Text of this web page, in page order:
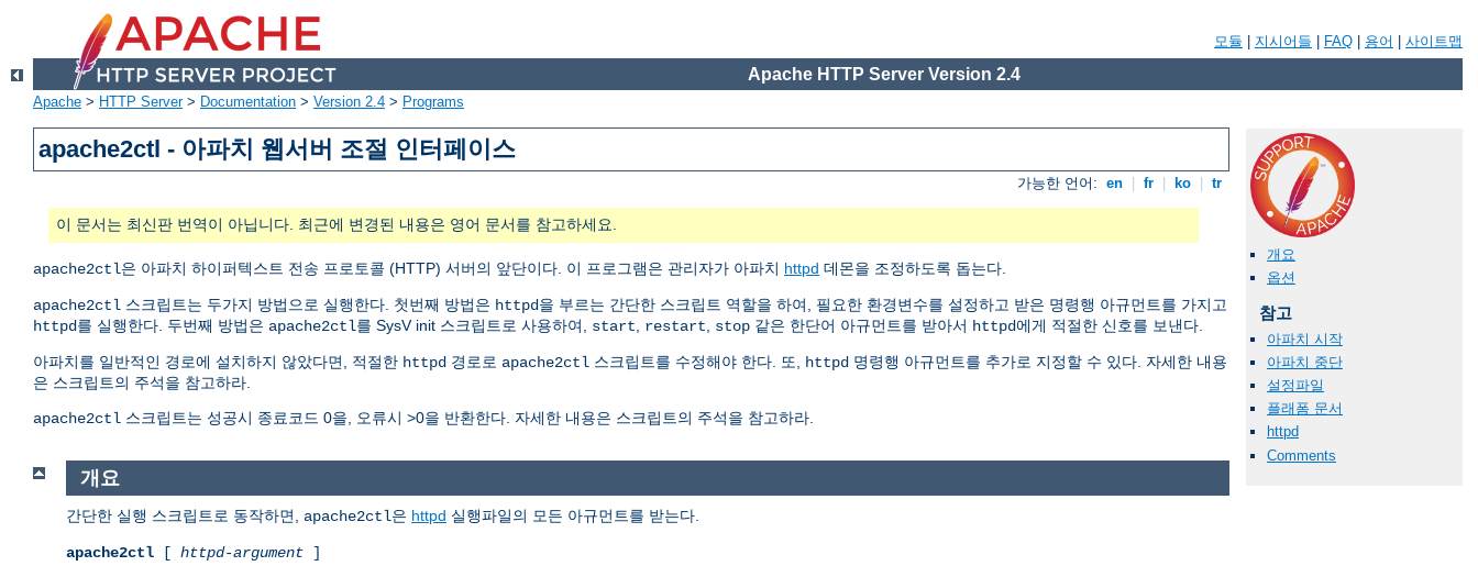
모듈 지시어들 FAQ 용어 사이트맵
Apache HTTP Server Version 2.4
Apache > HTTP Server> Documentation > Version 2.4 > Programs
apache2ctl - 아파치 웹서버 조절 인터페이스
가능한 언어: en fr ko tr
이 문서는 최신판 번역이 아닙니다. 최근에 변경된 내용은 영어 문서를 참고하세요.
apache2ctl은 아파치 하이퍼텍스트 전송 프로토콜 (HTTP) 서버의 앞단이다. 이 프로그램은 관리자가 아파치 httpd 데몬을 조정하도록 돕는다.
apache2ctl 스크립트는 두가지 방법으로 실행한다. 첫번째 방법은 httpd을 부르는 간단한 스크립트 역할을 하여, 필요한 환경변수를 설정하고 받은 명령행 아규먼트를 가지고
httpd를 실행한다. 두번째 방법은 apache2ctl를 SysV init 스크립트로 사용하여, start, restart, stop 같은 한단어 아규먼트를 받아서 httpd에게 적절한 신호를 보낸다.
아파치를 일반적인 경로에 설치하지 않았다면, 적절한 httpd 경로로 apache2ctl 스크립트를 수정해야 한다. 또, httpd 명령행 아규먼트를 추가로 지정할 수 있다. 자세한 내용
은 스크립트의 주석을 참고하라.
apache2ctl 스크립트는 성공시 종료코드 0을, 오류시 >0을 반환한다. 자세한 내용은 스크립트의 주석을 참고하라.
개요
옵션
참고
아파치 시작
아파치 중단
설정파일
플래폼 문서
httpd
Comments
개요
간단한 실행 스크립트로 동작하면, apache2ctl은 httpd 실행파일의 모든 아규먼트를 받는다.
apache2ctl [ httpd-argument ]